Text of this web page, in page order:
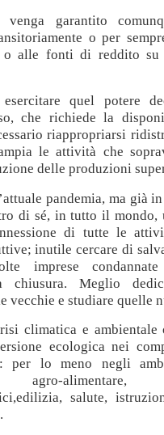
garantito
o per
o alle fonti di reddito su
quel potere
che richiede la
riappropriarsi
le attività che
delle produzioni
pandemia, ma già
di sé, in tutto il mondo,
di tutte le
inutile cercare di
imprese
chiusura. Meglio
vecchie e studiare quelle
climatica e ambientale
ecologica nei
per lo meno negli
agro-
, salute,